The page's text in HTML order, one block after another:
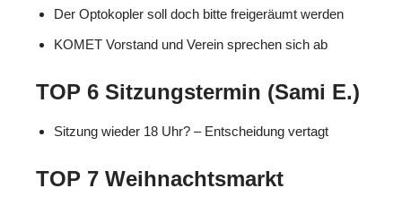
Der Optokopler soll doch bitte freigeräumt werden
KOMET Vorstand und Verein sprechen sich ab
TOP 6 Sitzungstermin (Sami E.)
Sitzung wieder 18 Uhr? – Entscheidung vertagt
TOP 7 Weihnachtsmarkt